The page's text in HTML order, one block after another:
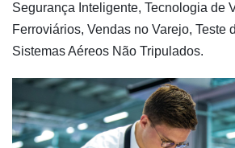
Segurança Inteligente, Tecnologia de
Ferroviários, Vendas no Varejo, Teste
Sistemas Aéreos Não Tripulados.